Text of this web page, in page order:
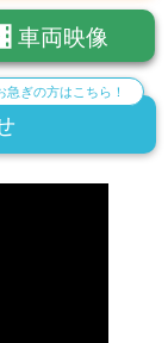
車両映像
急ぎの方はこちら！